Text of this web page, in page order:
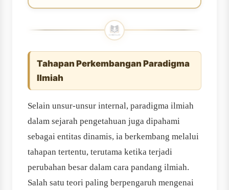
Tahapan Perkembangan Paradigma
Ilmiah
Selain unsur-unsur internal, paradigma ilmiah
dalam sejarah pengetahuan juga dipahami
sebagai entitas dinamis, ia berkembang melalui
tahapan tertentu, terutama ketika terjadi
perubahan besar dalam cara pandang ilmiah.
Salah satu teori paling berpengaruh mengenai